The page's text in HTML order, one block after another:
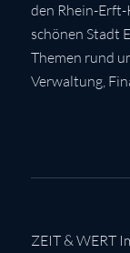
den Rhein-
schönen Stadt
Themen rund
Verwaltung,
ZEIT & WERT